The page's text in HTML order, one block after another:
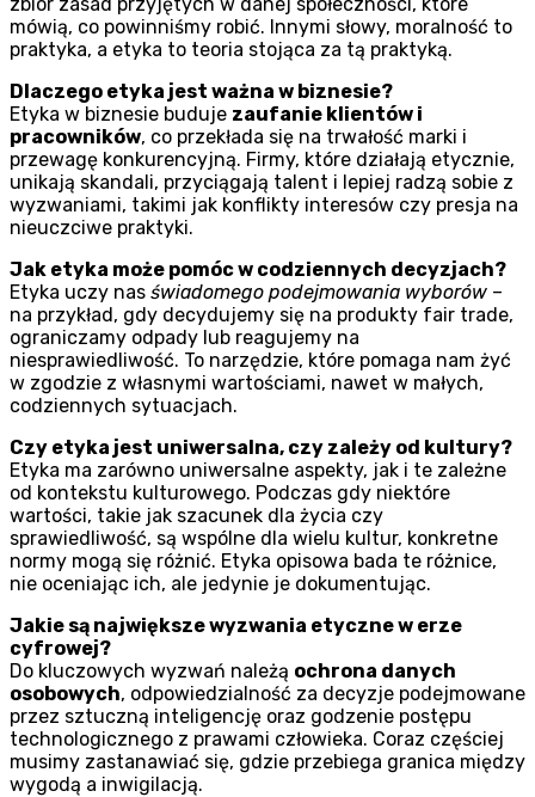
mówią, co powinniśmy robić. Innymi słowy, moralność to
praktyka, a etyka to teoria stojąca za tą praktyką.
Dlaczego etyka jest ważna w biznesie?
Etyka w biznesie buduje zaufanie klientów i
pracowników, co przekłada się na trwałość marki i
przewagę konkurencyjną. Firmy, które działają etycznie,
unikają skandali, przyciągają talent i lepiej radzą sobie z
wyzwaniami, takimi jak konflikty interesów czy presja na
nieuczciwe praktyki.
Jak etyka może pomóc w codziennych decyzjach?
Etyka uczy nas świadomego podejmowania wyborów –
na przykład, gdy decydujemy się na produkty fair trade,
ograniczamy odpady lub reagujemy na
niesprawiedliwość. To narzędzie, które pomaga nam żyć
w zgodzie z własnymi wartościami, nawet w małych,
codziennych sytuacjach.
Czy etyka jest uniwersalna, czy zależy od kultury?
Etyka ma zarówno uniwersalne aspekty, jak i te zależne
od kontekstu kulturowego. Podczas gdy niektóre
wartości, takie jak szacunek dla życia czy
sprawiedliwość, są wspólne dla wielu kultur, konkretne
normy mogą się różnić. Etyka opisowa bada te różnice,
nie oceniając ich, ale jedynie je dokumentując.
Jakie są największe wyzwania etyczne w erze
cyfrowej?
Do kluczowych wyzwań należą ochrona danych
osobowych, odpowiedzialność za decyzje podejmowane
przez sztuczną inteligencję oraz godzenie postępu
technologicznego z prawami człowieka. Coraz częściej
musimy zastanawiać się, gdzie przebiega granica między
wygodą a inwigilacją.